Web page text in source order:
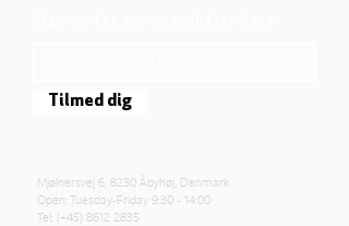
Tilmed dig
Mjølnersvej 6, 8230 Åbyhøj, Denmark
Open: Tuesday-Friday 9:30 - 14:00
Tel: (+45) 8612 2835